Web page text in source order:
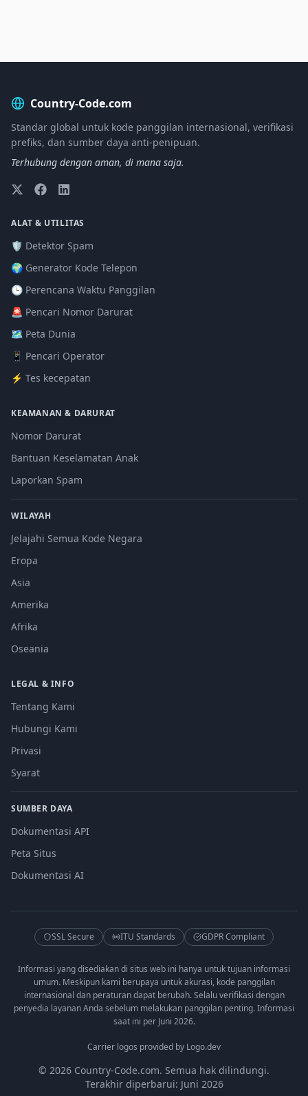
Country-Code.com
Standar global untuk kode panggilan internasional, verifikasi
prefiks, dan sumber daya anti-penipuan.
Terhubung dengan aman, di mana saja.
ALAT & UTILITAS
🛡️ Detektor Spam
🌍 Generator Kode Telepon
🕒 Perencana Waktu Panggilan
🚨 Pencari Nomor Darurat
🗺️ Peta Dunia
📱 Pencari Operator
⚡ Tes kecepatan
KEAMANAN & DARURAT
Nomor Darurat
Bantuan Keselamatan Anak
Laporkan Spam
WILAYAH
Jelajahi Semua Kode Negara
Eropa
Asia
Amerika
Afrika
Oseania
LEGAL & INFO
Tentang Kami
Hubungi Kami
Privasi
Syarat
SUMBER DAYA
Dokumentasi API
Peta Situs
Dokumentasi AI
SSL Secure ITU Standards GDPR Compliant
Informasi yang disediakan di situs web ini hanya untuk tujuan informasi
umum. Meskipun kami berupaya untuk akurasi, kode panggilan
internasional dan peraturan dapat berubah. Selalu verifikasi dengan
penyedia layanan Anda sebelum melakukan panggilan penting. Informasi
saat ini per Juni 2026.
Carrier logos provided by Logo.dev
© 2026 Country-Code.com. Semua hak dilindungi.
Terakhir diperbarui: Juni 2026